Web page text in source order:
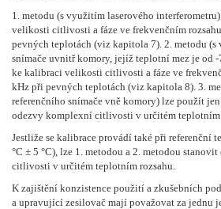
1. metodu (s využitím laserového
velikosti citlivosti a fáze ve frekvenčním
pevných teplotách (viz kapitola 7). 2. metodu
snímače uvnitř komory, jejíž teplotní mez je od -
ke kalibraci velikosti citlivosti a fáze ve
kHz při pevných teplotách (viz kapitola 8). 3.
referenčního snímače vně komory) lze použít
odezvy komplexní citlivosti v určitém teplotním
Jestliže se kalibrace provádí také při referenční
°C ± 5 °C), lze 1. metodou a 2. metodou
citlivosti v určitém teplotním rozsahu.
K zajištění konzistence použití a zkušebních
a upravující zesilovač mají považovat za jednu